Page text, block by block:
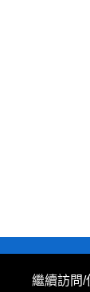
繼續訪問/